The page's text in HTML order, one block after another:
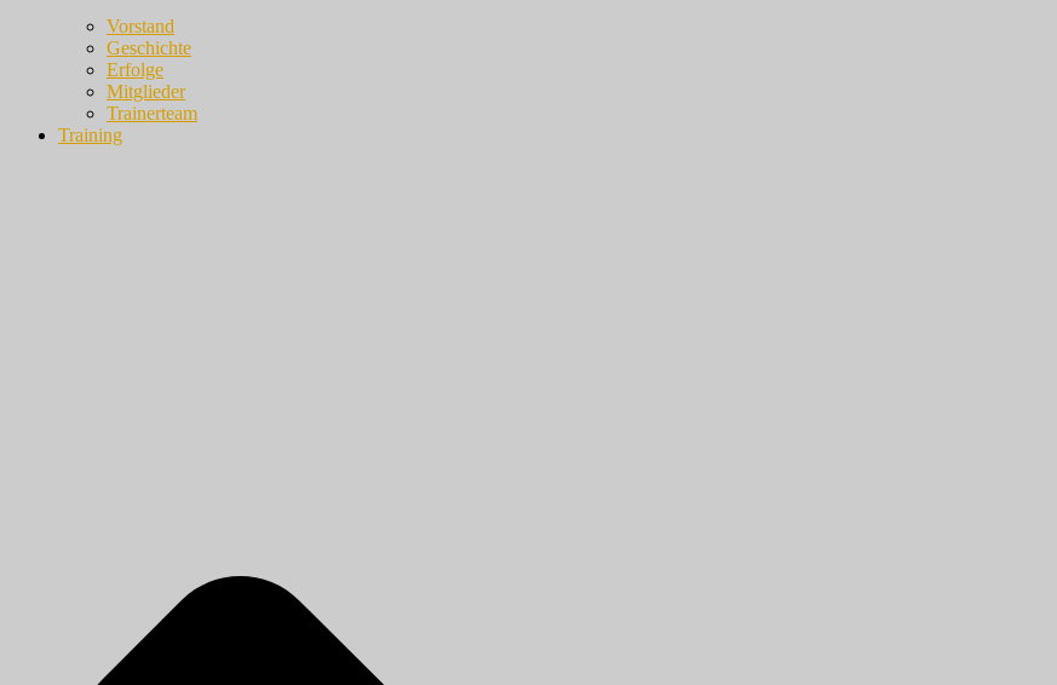
Vorstand
Geschichte
Erfolge
Mitglieder
Trainerteam
Training